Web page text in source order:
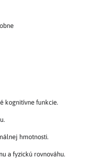
kognitívne funkcie.
hmotnosti.
a fyzickú rovnováhu.